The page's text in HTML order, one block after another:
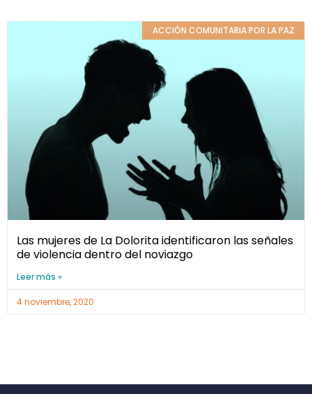
ACCIÓN COMUNITARIA POR LA PAZ
Las mujeres de La Dolorita identificaron las señales
de violencia dentro del noviazgo
Leer más »
4 noviembre, 2020